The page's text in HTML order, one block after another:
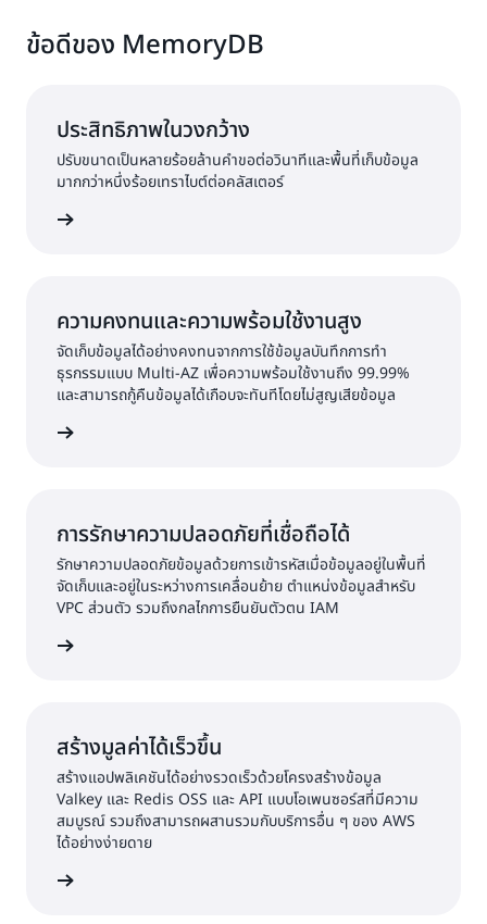
ข้อดีของ MemoryDB
ประสิทธิภาพในวงกว้าง
ปรับขนาดเป็นหลายร้อยล้านคำขอต่อวินาทีและพื้นที่เก็บข้อมูล
มากกว่าหนึ่งร้อยเทราไบต์ต่อคลัสเตอร์
ความคงทนและความพร้อมใช้งานสูง
จัดเก็บข้อมูลได้อย่างคงทนจากการใช้ข้อมูลบันทึกการทำ
ธุรกรรมแบบ Multi-AZ เพื่อความพร้อมใช้งานถึง 99.99%
และสามารถกู้คืนข้อมูลได้เกือบจะทันทีโดยไม่สูญเสียข้อมูล
การรักษาความปลอดภัยที่เชื่อถือได้
รักษาความปลอดภัยข้อมูลด้วยการเข้ารหัสเมื่อข้อมูลอยู่ในพื้นที่
จัดเก็บและอยู่ในระหว่างการเคลื่อนย้าย ตำแหน่งข้อมูลสำหรับ
VPC ส่วนตัว รวมถึงกลไกการยืนยันตัวตน IAM
สร้างมูลค่าได้เร็วขึ้น
สร้างแอปพลิเคชันได้อย่างรวดเร็วด้วยโครงสร้างข้อมูล
Valkey และ Redis OSS และ API แบบโอเพนซอร์สที่มีความ
สมบูรณ์ รวมถึงสามารถผสานรวมกับบริการอื่น ๆ ของ AWS
ได้อย่างง่ายดาย